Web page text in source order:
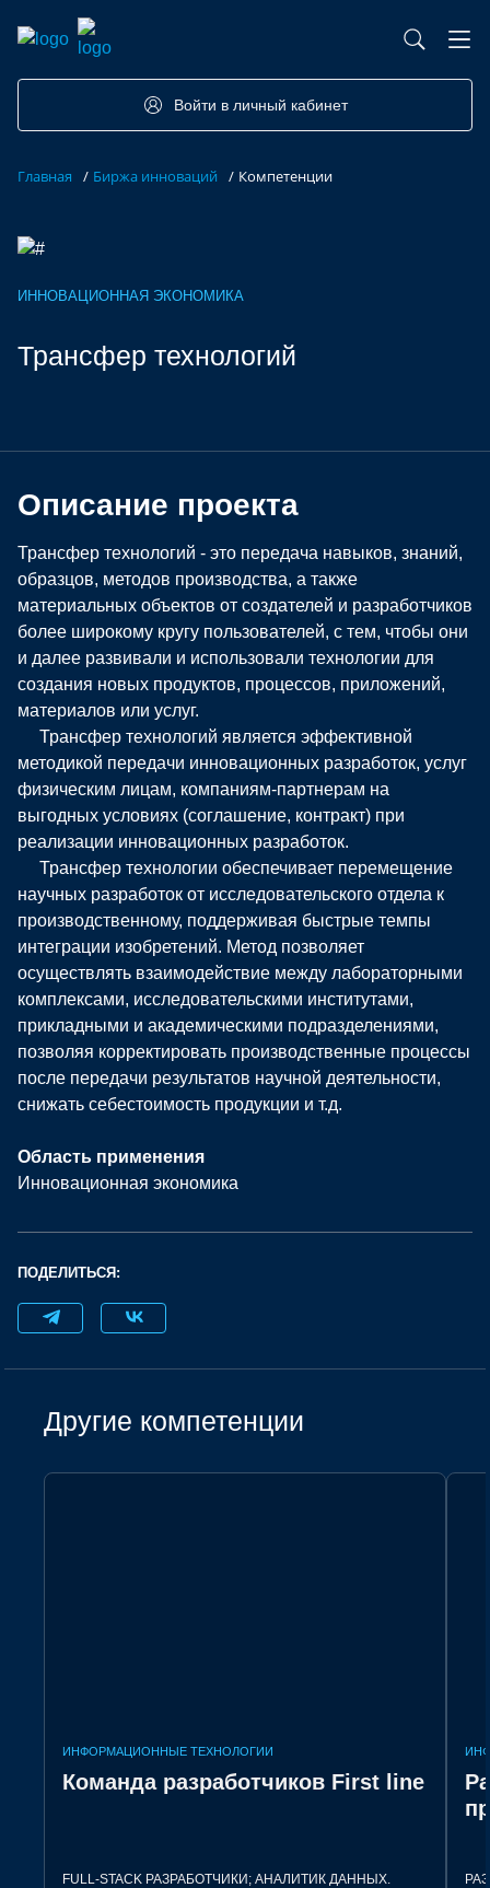
Войти в личный кабинет
Главная / Биржа инноваций / Компетенции
ИННОВАЦИОННАЯ ЭКОНОМИКА
Трансфер технологий
Описание проекта
Трансфер технологий - это передача навыков, знаний,
образцов, методов производства, а также
материальных объектов от создателей и разработчиков
более широкому кругу пользователей, с тем, чтобы они
и далее развивали и использовали технологии для
создания новых продуктов, процессов, приложений,
материалов или услуг.
Трансфер технологий является эффективной
методикой передачи инновационных разработок, услуг
физическим лицам, компаниям-партнерам на
выгодных условиях (соглашение, контракт) при
реализации инновационных разработок.
Трансфер технологии обеспечивает перемещение
научных разработок от исследовательского отдела к
производственному, поддерживая быстрые темпы
интеграции изобретений. Метод позволяет
осуществлять взаимодействие между лабораторными
комплексами, исследовательскими институтами,
прикладными и академическими подразделениями,
позволяя корректировать производственные процессы
после передачи результатов научной деятельности,
снижать себестоимость продукции и т.д.
Область применения
Инновационная экономика
ПОДЕЛИТЬСЯ:
Другие компетенции
ИНФОРМАЦИОННЫЕ ТЕХНОЛОГИИ
Команда разработчиков First line
FULL-STACK РАЗРАБОТЧИКИ; АНАЛИТИК ДАННЫХ.